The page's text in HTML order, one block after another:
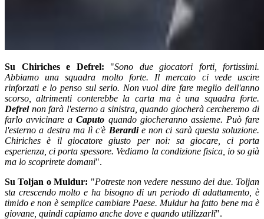
Su Chiriches e Defrel: "Sono due giocatori forti, fortissimi.
Abbiamo una squadra molto forte. Il mercato ci vede uscire
rinforzati e lo penso sul serio. Non vuol dire fare meglio dell'anno
scorso, altrimenti conterebbe la carta ma è una squadra forte.
Defrelnon farà l'esterno a sinistra, quando giocherà cercheremo di
farlo avvicinare aCaputo quando giocheranno assieme. Può fare
l'esterno a destra ma lì c'è Berardie non ci sarà questa soluzione.
Chiriches è il giocatore giusto per noi: sa giocare, ci porta
esperienza, ci porta spessore. Vediamo la condizione fisica, io so già
ma lo scoprirete domani".
Su Toljan o Muldur: "Potreste non vedere nessuno dei due. Toljan
sta crescendo molto e ha bisogno di un periodo di adattamento, è
timido e non è semplice cambiare Paese. Muldur ha fatto bene ma è
giovane, quindi capiamo anche dove e quando utilizzarli".